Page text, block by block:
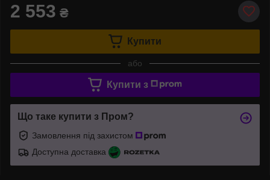
2 553 ₴
Купити
або
Купити з
Що таке купити з Пром?
Замовлення під захистом
Доступна доставка